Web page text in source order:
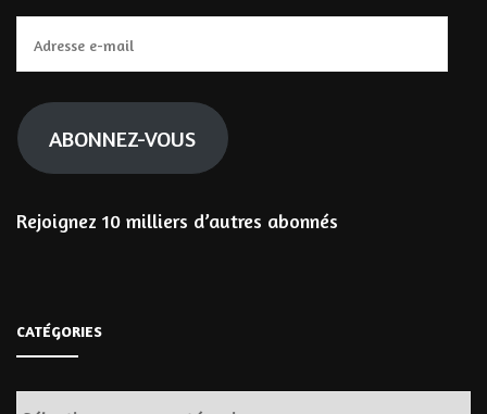
e-
mail
ABONNEZ-VOUS
Rejoignez 10 milliers d’autres abonnés
CATÉGORIES
Catégories